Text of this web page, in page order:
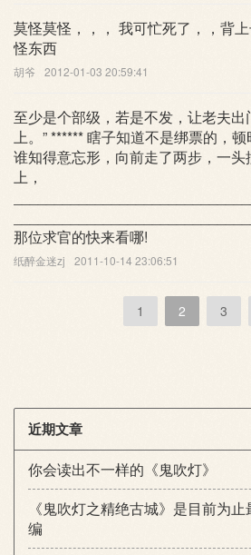
莫怪莫怪，，， 我可忙死了，，背
怪东西
胡爷 2012-01-03 20:59:41
至少是个部级，若是不发，让老夫出
上。” ****** 瞎子知道不是绑票的，顿
谁知得意忘形，向前走了两步，一头
上，
那位求官的快来看哪!
纸醉金迷zj 2011-10-14 23:06:51
1 2 3
近期文章
你会读出不一样的《鬼吹灯》
《鬼吹灯之精绝古城》是目前为
编